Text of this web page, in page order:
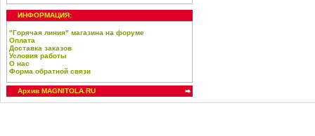
ИНФОРМАЦИЯ:
"Горячая линия" магазина на форуме
Оплата
Доставка заказов
Условия работы
О нас
Форма обратной связи
Архив MAGNITOLA.RU